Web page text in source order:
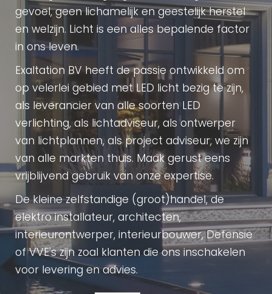
gevoel, geen lichamelijk en geestelijk herstel
en welzijn. Licht is een alles bepalende factor
in ons leven.
Exaltation BV heeft de passie ontwikkeld om
op velerlei gebied met LED licht bezig te zijn,
als leverancier van alle soorten LED
verlichting, als lichtadviseur, als ontwerper
van lichtplannen, als project adviseur, we zijn
van alle markten thuis. Maak gerust eens
vrijblijvend gebruik van onze expertise.
De kleine zelfstandige (groot)handel, de
elektro installateur, architecten,
interieurontwerper, interieurbouwer, Defensie
of VVE's zijn zoal klanten die ons inschakelen
voor levering en advies.